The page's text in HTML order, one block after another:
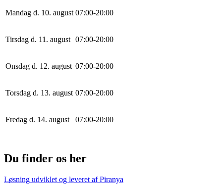
Mandag d. 10. august 07:00-20:00
Tirsdag d. 11. august 07:00-20:00
Onsdag d. 12. august 07:00-20:00
Torsdag d. 13. august 07:00-20:00
Fredag d. 14. august 07:00-20:00
Du finder os her
Løsning udviklet og leveret afPiranya